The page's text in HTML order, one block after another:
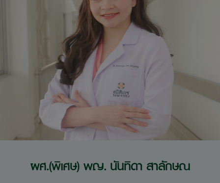
ผศ.(พิเศษ) พญ. นันทิดา สาลักษณ